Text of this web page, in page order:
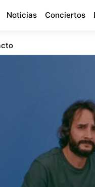
Noticias Conciertos